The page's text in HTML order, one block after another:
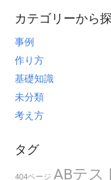
カテゴリーから
事例
作り方
基礎知識
未分類
考え方
タグ
404ページ ABテス